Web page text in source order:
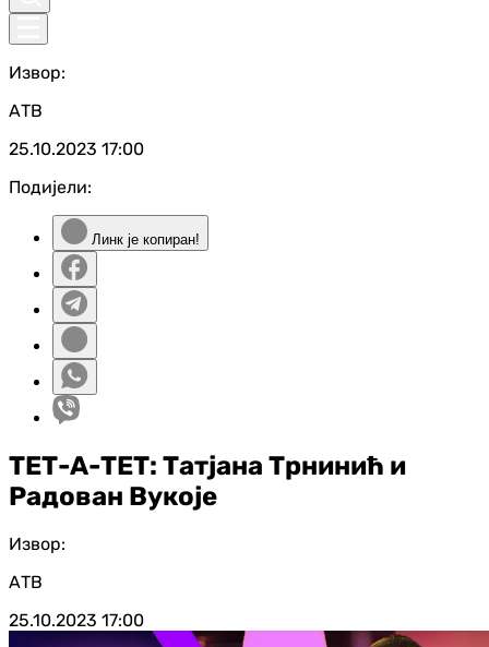
Извор:
АТВ
25.10.2023 17:00
Подијели:
Линк је копиран!
ТЕТ-А-ТЕТ: Татјана Трнинић и
Радован Вукоје
Извор:
АТВ
25.10.2023 17:00